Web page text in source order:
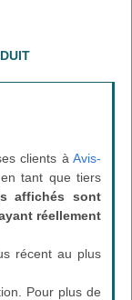
clients à Avis-
tant que tiers
affichés sont
réellement
récent au plus
Pour plus de